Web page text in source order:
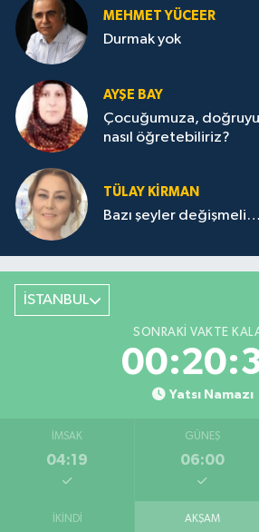
MEHMET YÜCEER
Durmak yok
AYŞE BAY
Çocuğumuza, doğruyu
nasıl öğretebiliriz?
TÜLAY KİRMAN
Bazı şeyler değişmeli…
İSTANBUL
SONRAKI VAKTE
Yatsı Namazı
İMSAK
04:19
GÜNEŞ
06:00
İKINDI AKŞAM